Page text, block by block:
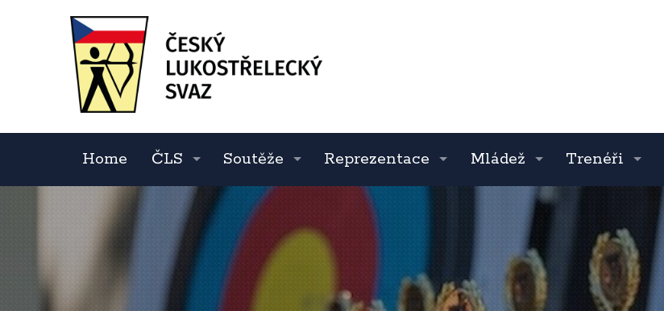
Home ČLS Soutěže Reprezentace Mládež Trenéři